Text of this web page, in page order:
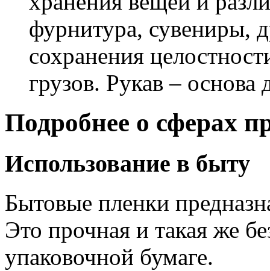
фурнитура, сувениры,
сохранения
грузов. Рукав –
Подробнее о сферах
Использование в быту
Бытовые пленки
Это прочная и такая же
упаковочной бумаге.